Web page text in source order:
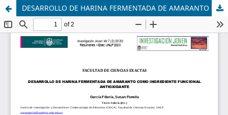
DESARROLLO DE HARINA FERMENTADA DE AMARANTO COMO INGREDIENTE FUNCIONAL ANTIOXIDANTE